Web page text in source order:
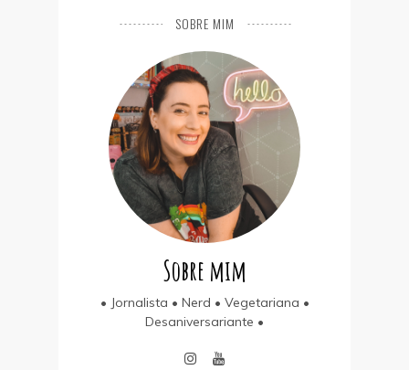
SOBRE MIM
Sobre mim
• Jornalista • Nerd • Vegetariana •
Desaniversariante •